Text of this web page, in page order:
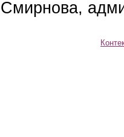
Смирнова,